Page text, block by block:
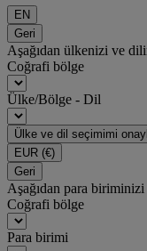
EN
Geri
Aşağıdan ülkenizi ve
Coğrafi bölge
Ülke/Bölge - Dil
Ülke ve dil seçimimi
EUR (€)
Geri
Aşağıdan para biriminizi
Coğrafi bölge
Para birimi